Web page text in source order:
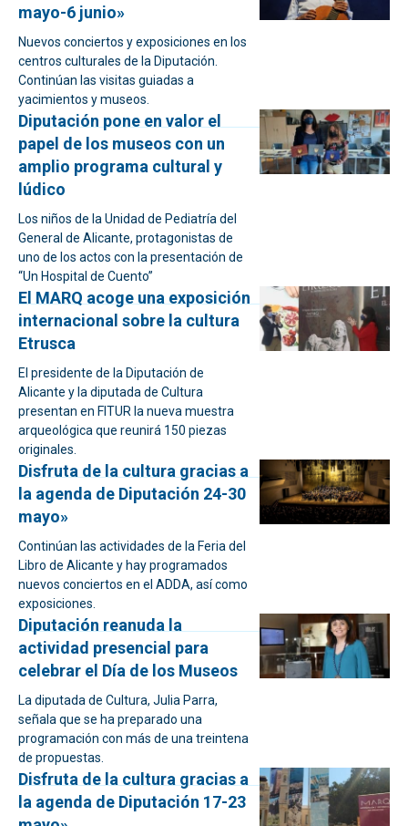
mayo-6 junio»
Nuevos conciertos y exposiciones en los
centros culturales de la Diputación.
Continúan las visitas guiadas a
yacimientos y museos.
Diputación pone en valor el
papel de los museos con un
amplio programa cultural y
lúdico
Los niños de la Unidad de Pediatría del
General de Alicante, protagonistas de
uno de los actos con la presentación de
“Un Hospital de Cuento”
El MARQ acoge una exposición
internacional sobre la cultura
Etrusca
El presidente de la Diputación de
Alicante y la diputada de Cultura
presentan en FITUR la nueva muestra
arqueológica que reunirá 150 piezas
originales.
Disfruta de la cultura gracias a
la agenda de Diputación 24-30
mayo»
Continúan las actividades de la Feria del
Libro de Alicante y hay programados
nuevos conciertos en el ADDA, así como
exposiciones.
Diputación reanuda la
actividad presencial para
celebrar el Día de los Museos
La diputada de Cultura, Julia Parra,
señala que se ha preparado una
programación con más de una treintena
de propuestas.
Disfruta de la cultura gracias a
la agenda de Diputación 17-23